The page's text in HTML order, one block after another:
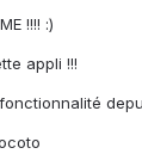
!!!! :)
appli !!!